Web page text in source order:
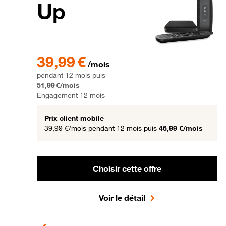
Up
39,99 € /mois
pendant 12 mois puis
51,99 €/mois
Engagement 12 mois
Prix client mobile
39,99 €/mois pendant 12 mois puis 46,99 €/mois
Choisir cette offre
Voir le détail